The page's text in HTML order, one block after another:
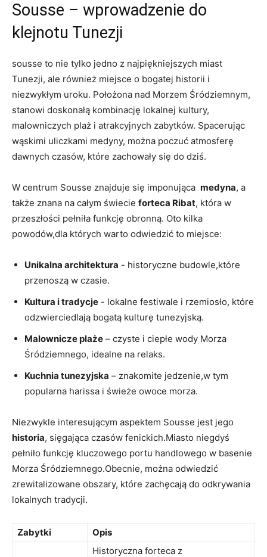
Sousse‌ –⁢ wprowadzenie‍ do
klejnotu Tunezji
sousse to nie tylko jedno z​ najpiękniejszych miast
Tunezji, ale również miejsce o bogatej historii⁣ i
niezwykłym uroku. Położona nad Morzem Śródziemnym,
stanowi doskonałą kombinację ‍lokalnej kultury,
malowniczych plaż i atrakcyjnych zabytków. Spacerując
wąskimi uliczkami medyny, można ⁤poczuć ‍atmosferę
dawnych czasów, które ⁢zachowały się do​ dziś.
W centrum Sousse znajduje się imponująca ⁣ medyna, a
także znana na całym świecie forteca Ribat, która w
przeszłości pełniła funkcję obronną. Oto kilka
powodów,dla których warto odwiedzić to⁢ miejsce:
Unikalna architektura ​- historyczne budowle,które
przenoszą w czasie.
Kultura ⁢i tradycje -⁣ lokalne ⁣festiwale i rzemiosło,‍ które
odzwierciedlają bogatą kulturę ⁣tunezyjską.
Malownicze plaże – czyste i ciepłe wody Morza
Śródziemnego,‌ idealne na ​relaks.
Kuchnia ⁢tunezyjska – ⁤znakomite jedzenie,w tym
popularna harissa i świeże owoce morza.
Niezwykle interesującym aspektem Sousse jest jego
historia, sięgająca ‍czasów fenickich.Miasto niegdyś
pełniło funkcję kluczowego portu handlowego w basenie
Morza Śródziemnego.Obecnie, można odwiedzić​
zrewitalizowane obszary, które zachęcają do odkrywania
lokalnych tradycji.
Zabytki
Opis
Historyczna⁤ forteca z